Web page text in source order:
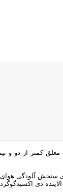
سنجش آلودگی
دی